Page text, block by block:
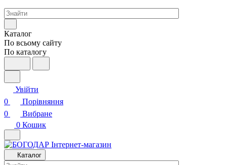
Каталог
По всьому сайту
По каталогу
Увійти
0
Порівняння
0
Вибране
0 Кошик
Каталог